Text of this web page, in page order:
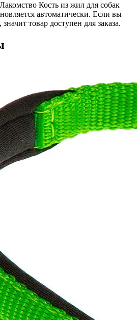
Кость из жил для собак
автоматически. Если вы
товар доступен для заказа.